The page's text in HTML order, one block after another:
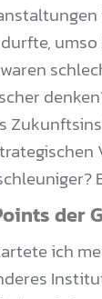
umso
der
ich